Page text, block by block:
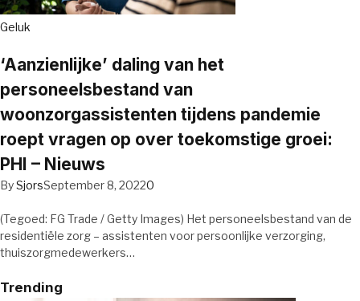
Geluk
‘Aanzienlijke’ daling van het
personeelsbestand van
woonzorgassistenten tijdens pandemie
roept vragen op over toekomstige groei:
PHI – Nieuws
BySjorsSeptember 8, 20220
(Tegoed: FG Trade / Getty Images) Het personeelsbestand van de
residentiële zorg – assistenten voor persoonlijke verzorging,
thuiszorgmedewerkers…
Trending